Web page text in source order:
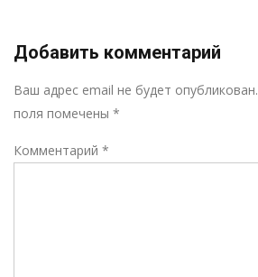
Добавить комментарий
Ваш адрес email не будет опубликован.
поля помечены *
Комментарий *